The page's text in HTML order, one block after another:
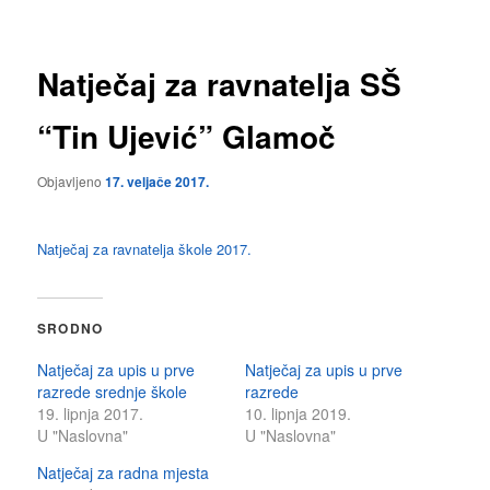
Natječaj za ravnatelja SŠ
“Tin Ujević” Glamoč
Objavljeno17. veljače 2017.
Natječaj za ravnatelja škole 2017.
SRODNO
Natječaj za upis u prve
razrede srednje škole
19. lipnja 2017.
U "Naslovna"
Natječaj za upis u prve
razrede
10. lipnja 2019.
U "Naslovna"
Natječaj za radna mjesta